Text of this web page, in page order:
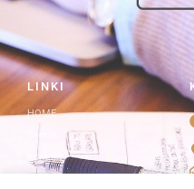
LINKI
HOME
Kontakt